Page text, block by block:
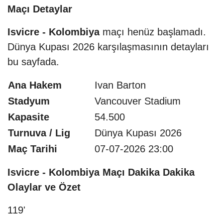
Maçı Detaylar
Isvicre - Kolombiyamaçı henüz başlamadı.
Dünya Kupası 2026 karşılaşmasının detayları
bu sayfada.
Ana Hakem
Ivan Barton
Stadyum
Vancouver Stadium
Kapasite
54.500
Turnuva / Lig
Dünya Kupası 2026
Maç Tarihi
07-07-2026 23:00
Isvicre - Kolombiya Maçı Dakika Dakika
Olaylar ve Özet
119'